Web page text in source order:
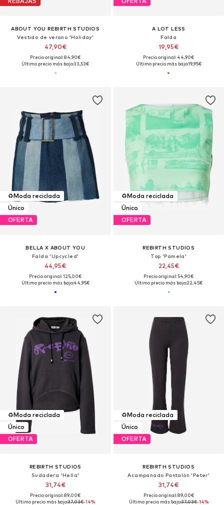
ABOUT YOU REBIRTH STUDIOS
Vestido de verano 'Holiday'
47,90€
Precio original: 84,90€
Último precio más bajo:33,53€
A LOT LESS
Falda
19,95€
Precio original: 44,90€
Último precio más bajo:19,95€
♻️Moda reciclada
Único
OFERTA
BELLA X ABOUT YOU
Falda 'Upcycled'
44,95€
Precio original: 125,00€
Último precio más bajo:44,95€
♻️Moda reciclada
Único
OFERTA
REBIRTH STUDIOS
Top 'Pamela'
22,45€
Precio original: 54,90€
Último precio más bajo:22,45€
♻️Moda reciclada
Único
OFERTA
REBIRTH STUDIOS
Sudadera 'Hella'
31,74€
Precio original: 89,00€
Último precio más bajo:37,03€-14%
♻️Moda reciclada
Único
OFERTA
REBIRTH STUDIOS
Acampanado Pantalón 'Peter'
31,74€
Precio original: 89,00€
Último precio más bajo:37,03€-14%